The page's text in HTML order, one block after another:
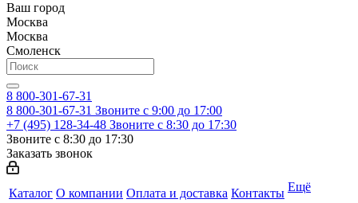
Ваш город
Москва
Москва
Смоленск
8 800-301-67-31
8 800-301-67-31 Звоните с 9:00 до 17:00
+7 (495) 128-34-48 Звоните с 8:30 до 17:30
Звоните с 8:30 до 17:30
Заказать звонок
Каталог О компании Оплата и доставка Контакты Ещё